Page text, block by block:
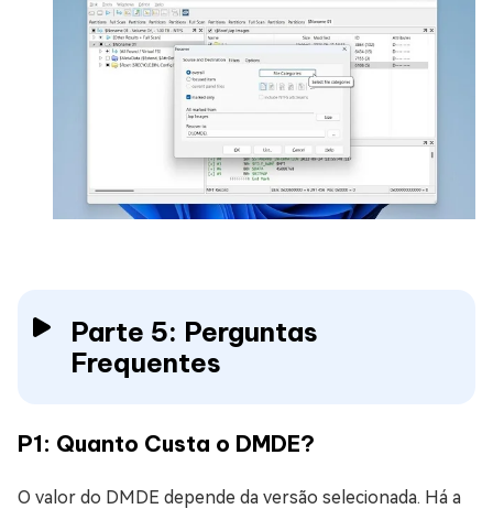
Parte 5: Perguntas
Frequentes
P1: Quanto Custa o DMDE?
O valor do DMDE depende da versão selecionada. Há a